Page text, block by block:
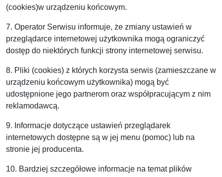
(cookies)w urządzeniu końcowym.
7. Operator Serwisu informuje, że zmiany ustawień w
przeglądarce internetowej użytkownika mogą ograniczyć
dostęp do niektórych funkcji strony internetowej serwisu.
8. Pliki (cookies) z których korzysta serwis (zamieszczane w
urządzeniu końcowym użytkownika) mogą być
udostępnione jego partnerom oraz współpracującym z nim
reklamodawcą.
9. Informacje dotyczące ustawień przeglądarek
internetowych dostępne są w jej menu (pomoc) lub na
stronie jej producenta.
10. Bardziej szczegółowe informacje na temat plików